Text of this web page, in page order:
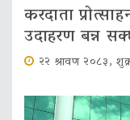
करदाता
उदाहरण बन्न
२२ श्रावण २०८३,